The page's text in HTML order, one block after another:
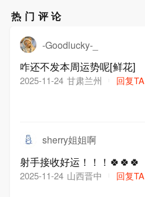
热门评论
-Goodlucky-_
咋还不发本周运势呢[鲜花]
2025-11-24 甘肃兰州 回复TA
sherry姐姐啊
射手接收好运！！！🍀🍀🍀
2025-11-24 山西晋中 回复TA